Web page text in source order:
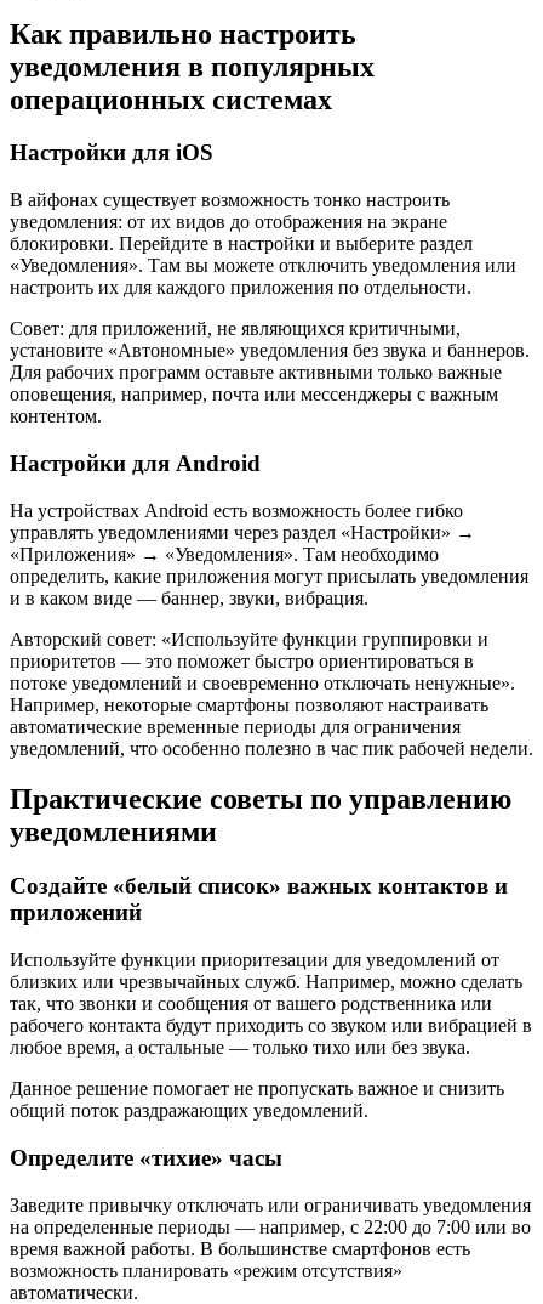
Как правильно настроить
уведомления в популярных
операционных системах
Настройки для iOS
В айфонах существует возможность тонко настроить
уведомления: от их видов до отображения на экране
блокировки. Перейдите в настройки и выберите раздел
«Уведомления». Там вы можете отключить уведомления или
настроить их для каждого приложения по отдельности.
Совет: для приложений, не являющихся критичными,
установите «Автономные» уведомления без звука и баннеров.
Для рабочих программ оставьте активными только важные
оповещения, например, почта или мессенджеры с важным
контентом.
Настройки для Android
На устройствах Android есть возможность более гибко
управлять уведомлениями через раздел «Настройки» →
«Приложения» → «Уведомления». Там необходимо
определить, какие приложения могут присылать уведомления
и в каком виде — баннер, звуки, вибрация.
Авторский совет: «Используйте функции группировки и
приоритетов — это поможет быстро ориентироваться в
потоке уведомлений и своевременно отключать ненужные».
Например, некоторые смартфоны позволяют настраивать
автоматические временные периоды для ограничения
уведомлений, что особенно полезно в час пик рабочей недели.
Практические советы по управлению
уведомлениями
Создайте «белый список» важных контактов и
приложений
Используйте функции приоритезации для уведомлений от
близких или чрезвычайных служб. Например, можно сделать
так, что звонки и сообщения от вашего родственника или
рабочего контакта будут приходить со звуком или вибрацией в
любое время, а остальные — только тихо или без звука.
Данное решение помогает не пропускать важное и снизить
общий поток раздражающих уведомлений.
Определите «тихие» часы
Заведите привычку отключать или ограничивать уведомления
на определенные периоды — например, с 22:00 до 7:00 или во
время важной работы. В большинстве смартфонов есть
возможность планировать «режим отсутствия»
автоматически.